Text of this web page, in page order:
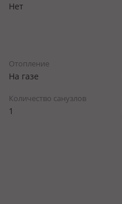
Нет
Отопление
На газе
Количество санузлов
1